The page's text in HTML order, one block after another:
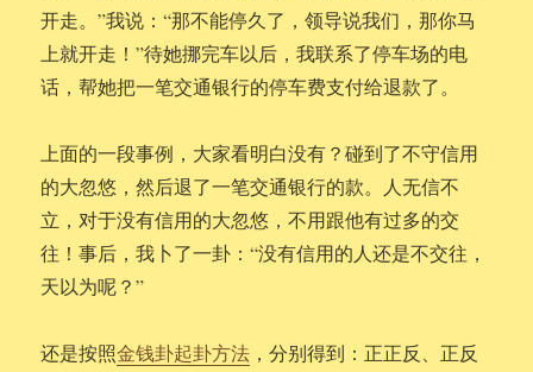
开走。”我说：“那不能停久了，领导说我们，那你马
上就开走！”待她挪完车以后，我联系了停车场的电
话，帮她把一笔交通银行的停车费支付给退款了。
上面的一段事例，大家看明白没有？碰到了不守信用
的大忽悠，然后退了一笔交通银行的款。人无信不
立，对于没有信用的大忽悠，不用跟他有过多的交
往！事后，我卜了一卦：“没有信用的人还是不交往，
天以为呢？”
还是按照金钱卦起卦方法 ，分别得到：正正反、正反